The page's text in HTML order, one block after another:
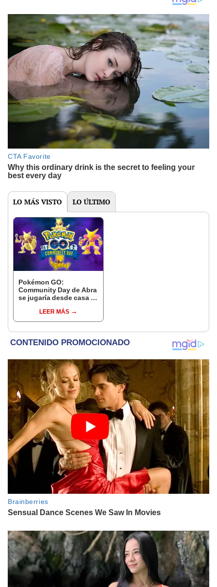
LO MÁS VISTO LO ÚLTIMO
Pokémon GO:
Community Day de Abra
se jugaría desde casa y
filtraciónLEER MÁS